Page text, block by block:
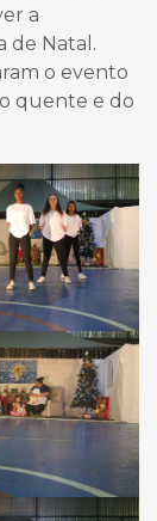
a
de Natal.
o evento
quente e do